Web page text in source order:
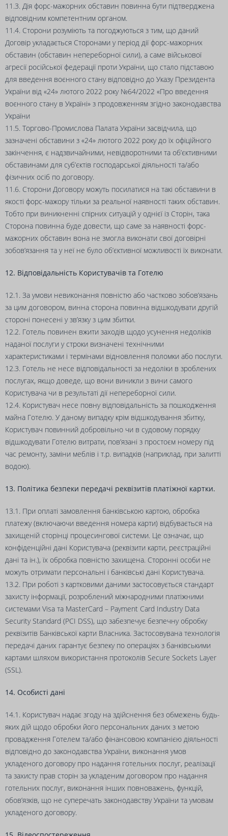
11.3. Дія форс-мажорних обставин повинна бути підтверджена
відповідним компетентним органом.
11.4. Сторони розуміють та погоджуються з тим, що даний
Договір укладається Сторонами у період дії форс-мажорних
обставин (обставин непереборної сили), а саме військової
агресії російської федерації проти України, що стало підставою
для введення воєнного стану відповідно до Указу Президента
України від «24» лютого 2022 року №64/2022 «Про введення
воєнного стану в Україні» з продовженням згідно законодавства
України
11.5. Торгово-Промислова Палата України засвідчила, що
зазначені обставини з «24» лютого 2022 року до їх офіційного
закінчення, є надзвичайними, невідворотними та об’єктивними
обставинами для суб’єктів господарської діяльності та/або
фізичних осіб по договору.
11.6. Сторони Договору можуть посилатися на такі обставини в
якості форс-мажору тільки за реальної наявності таких обставин.
Тобто при виникненні спірних ситуацій у однієї із Сторін, така
Сторона повинна буде довести, що саме за наявності форс-
мажорних обставин вона не змогла виконати свої договірні
зобов’язання та у неї не було об’єктивної можливості їх виконати.
12. Відповідальність Користувачів та Готелю
12.1. За умови невиконання повністю або частково зобов’язань
за цим договором, винна сторона повинна відшкодувати другій
стороні понесені у зв’язку з цим збитки.
12.2. Готель повинен вжити заходів щодо усунення недоліків
наданої послуги у строки визначені технічними
характеристиками і термінами відновлення поломки або послуги.
12.3. Готель не несе відповідальності за недоліки в зроблених
послугах, якщо доведе, що вони виникли з вини самого
Користувача чи в результаті дії непереборної сили.
12.4. Користувач несе повну відповідальність за пошкодження
майна Готелю. У даному випадку крім відшкодування збитку,
Користувач повинний добровільно чи в судовому порядку
відшкодувати Готелю витрати, пов’язані з простоєм номеру під
час ремонту, заміни меблів і т.р. випадків (наприклад, при залитті
водою).
13. Політика безпеки передачі реквізитів платіжної картки.
13.1. При оплаті замовлення банківською картою, обробка
платежу (включаючи введення номера карти) відбувається на
захищеній сторінці процесингової системи. Це означає, що
конфіденційні дані Користувача (реквізити карти, реєстраційні
дані та ін.), їх обробка повністю захищена. Сторонні особи не
можуть отримати персональні і банківські дані Користувача.
13.2. При роботі з картковими даними застосовується стандарт
захисту інформації, розроблений міжнародними платіжними
системами Visa та MasterCard – Payment Card Industry Data
Security Standard (PCI DSS), що забезпечує безпечну обробку
реквізитів Банківської карти Власника. Застосовувана технологія
передачі даних гарантує безпеку по операціях з банківськими
картами шляхом використання протоколів Secure Sockets Layer
(SSL).
14. Особисті дані
14.1. Користувач надає згоду на здійснення без обмежень будь-
яких дій щодо обробки його персональних даних з метою
провадження Готелем та/або фінансовою компанією діяльності
відповідно до законодавства України, виконання умов
укладеного договору про надання готельних послуг, реалізації
та захисту прав сторін за укладеним договором про надання
готельних послуг, виконання інших повноважень, функцій,
обов’язків, що не суперечать законодавству України та умовам
укладеного договору.